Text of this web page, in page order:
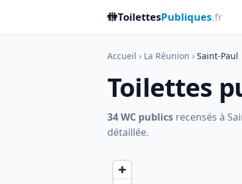
🚻ToilettesPubliques.fr
Accueil › La Réunion › Saint-Paul
Toilettes
34 WC publics recensés à
détaillée.